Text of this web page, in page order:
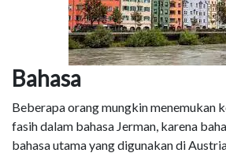
Bahasa
Beberapa orang mungkin menemukan
fasih dalam bahasa Jerman, karena
bahasa utama yang digunakan di